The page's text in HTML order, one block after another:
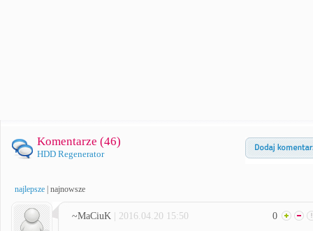
Komentarze (46)
HDD Regenerator
najlepsze najnowsze
~MaCiuK | 2016.04.20 15:50 0